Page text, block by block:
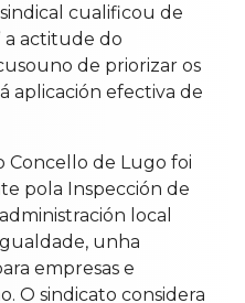
cualificou de
a actitude do
de priorizar os
aplicación efectiva de
Concello de Lugo foi
pola Inspección de
local
unha
empresas e
O sindicato considera